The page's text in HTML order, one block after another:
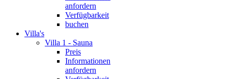
anfordern
Verfügbarkeit
buchen
Villa's
Villa 1 - Sauna
Preis
Informationen
anfordern